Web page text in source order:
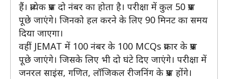
हैं। प्रत्येक प्रश्न दो नंबर का होता है। परीक्षा में कुल 50 प्रश्न
पूछे जाएंगे। जिनको हल करने के लिए 90 मिनट का समय
दिया जाएगा।
वहीं JEMAT में 100 नंबर के 100 MCQs प्रकार के प्रश्न
पूछे जाएंगे। जिसके लिए भी दो घंटे दिए जाएंगे। परीक्षा में
जनरल साइंस, गणित, लॉजिकल रीजनिंग के प्रश्न होंगे।